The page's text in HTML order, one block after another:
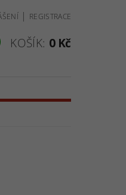
| REGISTRACE
KOŠÍK: 0 Kč